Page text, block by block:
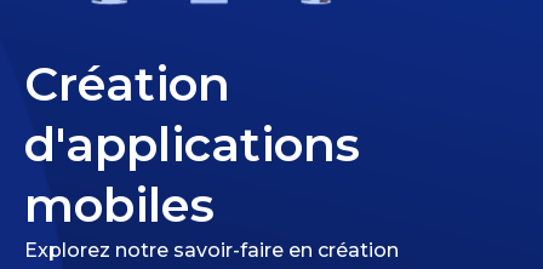
Création
d'applications
mobiles
Explorez notre savoir-faire en création